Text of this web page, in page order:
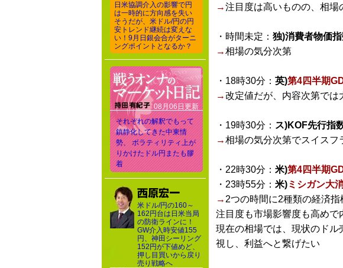
→注目度は高いものの、相場
・時間未定： 独)消費者物価指
→相場の気分次第
・18時30分： 英)第4四半期
→改定値だが、内容次第では
・19時30分： ス)KOF先行指
→相場の気分次第でスイスフ
・22時30分： 米)第4四半期
・23時55分： 米)ミシガン大
→ 2つの時間に2種類の経済
注目度も市場影響度も高めで
現在の相場では、現状のド
視し、利益へと繋げたい
日米協調介入の影響で円
は一時的に方向感を失い
そうだが、米ドル/円の円
安トレンド継続は変えな
い！9月日銀会合がターニ
ングポイントとなるか？
08月06日更新
それぞれの解釈でもって
鎮静化してきた中東情
勢、 ボラティリティ上が
りかけたドル円またも膠
着
米ドル/円の160～
162円台は日米当局
の防衛ラインに！
GW介入時安値155
円、神田シーリング
152円が下値めど、
押し目買いから戻り
売り戦略へ